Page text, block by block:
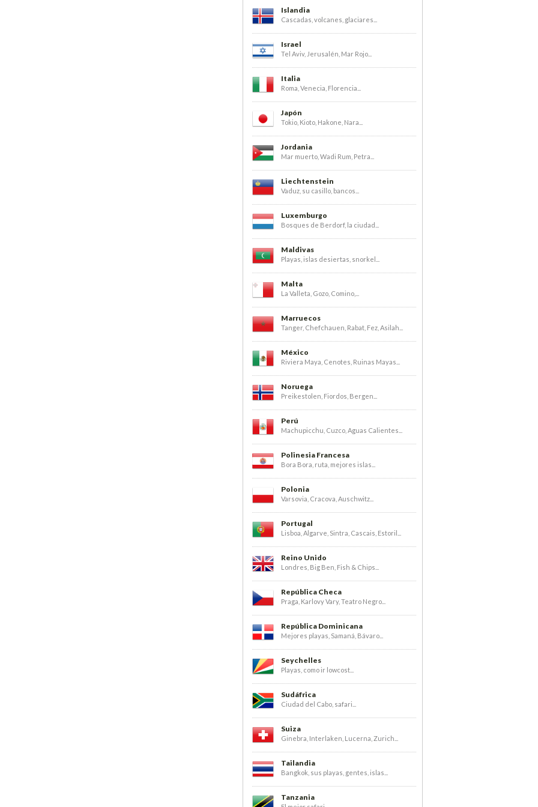
Islandia
Cascadas, volcanes, glaciares...
Israel
Tel Aviv, Jerusalén, Mar Rojo...
Italia
Roma, Venecia, Florencia...
Japón
Tokio, Kioto, Hakone, Nara...
Jordania
Mar muerto, Wadi Rum, Petra...
Liechtenstein
Vaduz, su casillo, bancos...
Luxemburgo
Bosques de Berdorf, la ciudad...
Maldivas
Playas, islas desiertas, snorkel...
Malta
La Valleta, Gozo, Comino,...
Marruecos
Tanger, Chefchauen, Rabat, Fez, Asilah...
México
Riviera Maya, Cenotes, Ruinas Mayas...
Noruega
Preikestolen, Fiordos, Bergen...
Perú
Machupicchu, Cuzco, Aguas Calientes...
Polinesia Francesa
Bora Bora, ruta, mejores islas...
Polonia
Varsovia, Cracova, Auschwitz...
Portugal
Lisboa, Algarve, Sintra, Cascais, Estoril...
Reino Unido
Londres, Big Ben, Fish & Chips...
República Checa
Praga, Karlovy Vary, Teatro Negro...
República Dominicana
Mejores playas, Samaná, Bávaro...
Seychelles
Playas, como ir lowcost...
Sudáfrica
Ciudad del Cabo, safari...
Suiza
Ginebra, Interlaken, Lucerna, Zurich...
Tailandia
Bangkok, sus playas, gentes, islas...
Tanzania